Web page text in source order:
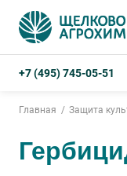
+7 (495) 745-05-51
Главная Защита